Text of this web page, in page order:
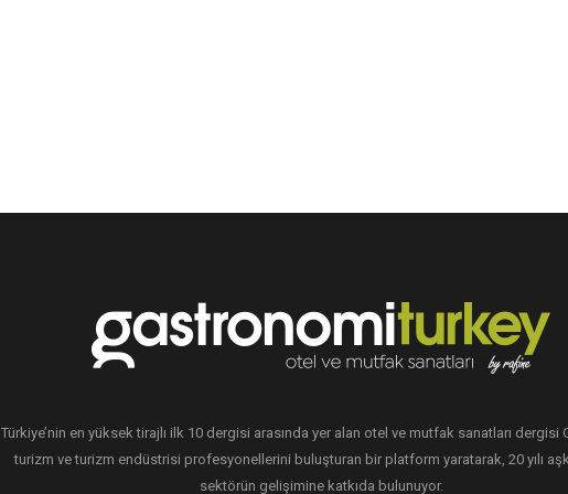
Türkiye’nin en yüksek tirajlı ilk 10 dergisi arasında yer alan otel ve mutfak sanatları dergisi
turizm ve turizm endüstrisi profesyonellerini buluşturan bir platform yaratarak, 20 yılı
sektörün gelişimine katkıda bulunuyor.